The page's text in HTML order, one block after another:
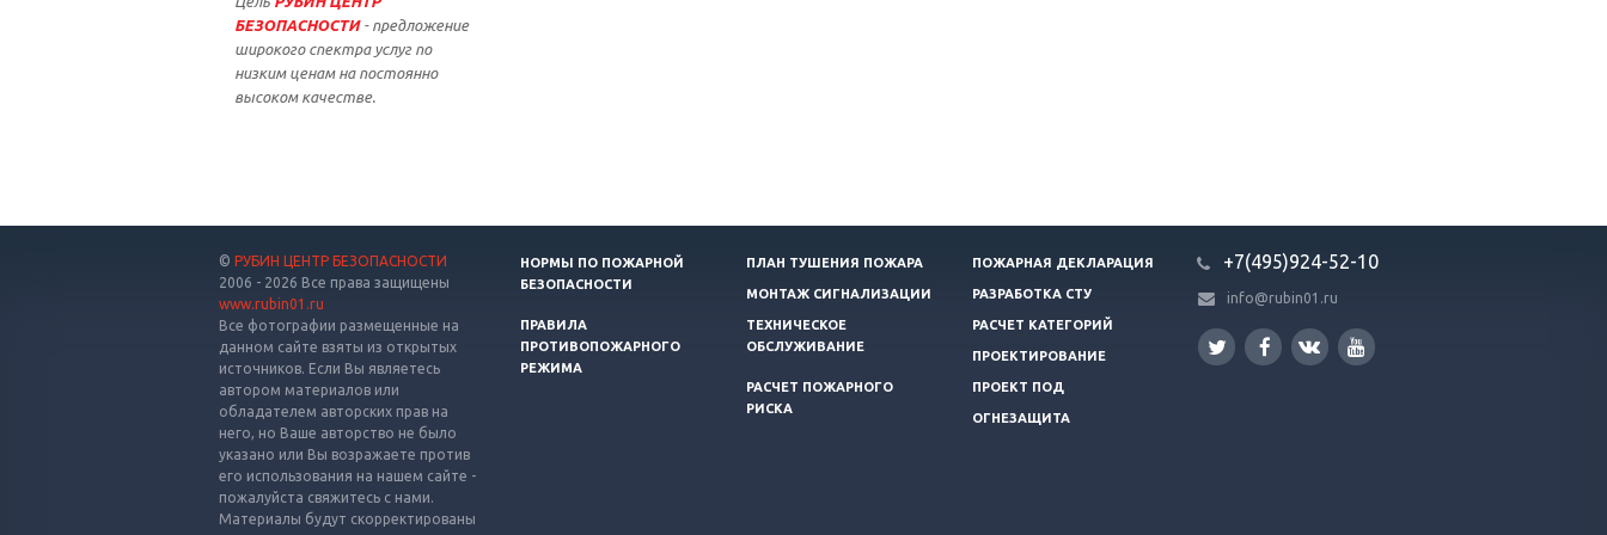
БЕЗОПАСНОСТИ - предложение
широкого спектра услуг по
низким ценам на постоянно
высоком качестве.
© РУБИН ЦЕНТР БЕЗОПАСНОСТИ
2006 - 2026 Все права защищены
www.rubin01.ru
Все фотографии размещенные на
данном сайте взяты из открытых
источников. Если Вы являетесь
автором материалов или
обладателем авторских прав на
него, но Ваше авторство не было
указано или Вы возражаете против
его использования на нашем сайте -
пожалуйста свяжитесь с нами.
Материалы будут скорректированы
НОРМЫ ПО ПОЖАРНОЙ
БЕЗОПАСНОСТИ
ПЛАН ТУШЕНИЯ ПОЖАРА ПОЖАРНАЯ ДЕКЛАРАЦИЯ
МОНТАЖ СИГНАЛИЗАЦИИ РАЗРАБОТКА СТУ
ПРАВИЛА
ПРОТИВОПОЖАРНОГО
РЕЖИМА
ТЕХНИЧЕСКОЕ
ОБСЛУЖИВАНИЕ
РАСЧЕТ КАТЕГОРИЙ
ПРОЕКТИРОВАНИЕ
РАСЧЕТ ПОЖАРНОГО
РИСКА
ПРОЕКТ ПОД
ОГНЕЗАЩИТА
+7(495)924-52-10
info@rubin01.ru